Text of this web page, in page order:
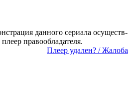
дан­но­го се­риа­ла осу­ще­ст­в­
пле­ер пра­во­об­ла­да­те­ля.
Пле­ер уда­лен? / Жа­ло­ба